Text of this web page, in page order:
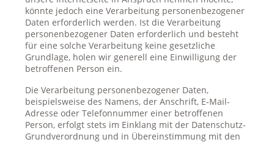
könnte jedoch eine Verarbeitung personenbezogener
Daten erforderlich werden. Ist die Verarbeitung
personenbezogener Daten erforderlich und besteht
für eine solche Verarbeitung keine gesetzliche
Grundlage, holen wir generell eine Einwilligung der
betroffenen Person ein.
Die Verarbeitung personenbezogener Daten,
beispielsweise des Namens, der Anschrift, E-Mail-
Adresse oder Telefonnummer einer betroffenen
Person, erfolgt stets im Einklang mit der Datenschutz-
Grundverordnung und in Übereinstimmung mit den